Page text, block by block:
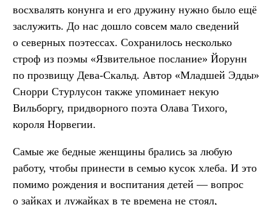
восхвалять конунга и его дружину нужно было ещё
заслужить. До нас дошло совсем мало сведений
о северных поэтессах. Сохранилось несколько
строф из поэмы «Язвительное послание» Йорунн
по прозвищу Дева-Скальд. Автор «Младшей Эдды»
Снорри Стурлусон также упоминает некую
Вильборгу, придворного поэта Олава Тихого,
короля Норвегии.
Самые же бедные женщины брались за любую
работу, чтобы принести в семью кусок хлеба. И это
помимо рождения и воспитания детей — вопрос
о зайках и лужайках в те времена не стоял,